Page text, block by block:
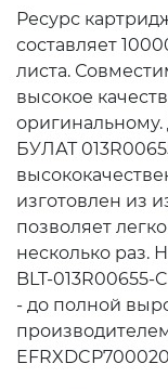
Ресурс
составляет
листа.
высокое
БУЛАТ
изготовлен из
позволяет
несколько раз.
BLT-013R00655-
- до полной